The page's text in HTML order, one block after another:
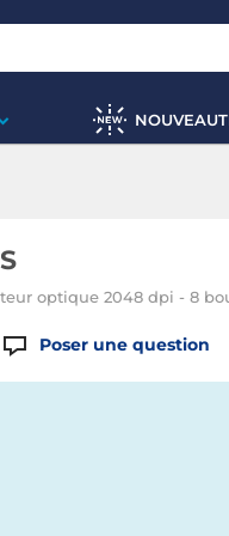
optique 2048 dpi - 8
Poser une question